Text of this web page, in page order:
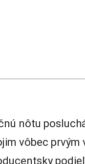
nôtu
vôbec